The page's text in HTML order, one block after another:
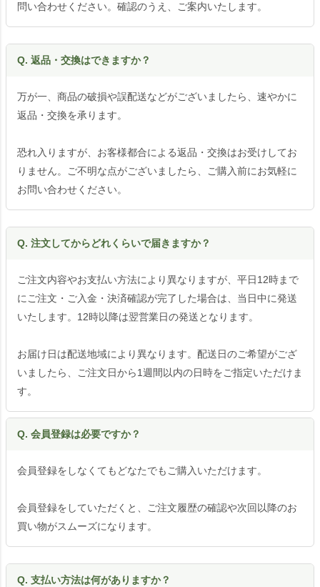
問い合わせください。確認のうえ、ご案内いたします。
Q. 返品・交換はできますか？
万が一、商品の破損や誤配送などがございましたら、速やかに
返品・交換を承ります。
恐れ入りますが、お客様都合による返品・交換はお受けしてお
りません。ご不明な点がございましたら、ご購入前にお気軽に
お問い合わせください。
Q. 注文してからどれくらいで届きますか？
ご注文内容やお支払い方法により異なりますが、平日12時まで
にご注文・ご入金・決済確認が完了した場合は、当日中に発送
いたします。12時以降は翌営業日の発送となります。
お届け日は配送地域により異なります。配送日のご希望がござ
いましたら、ご注文日から1週間以内の日時をご指定いただけま
す。
Q. 会員登録は必要ですか？
会員登録をしなくてもどなたでもご購入いただけます。
会員登録をしていただくと、ご注文履歴の確認や次回以降のお
買い物がスムーズになります。
Q. 支払い方法は何がありますか？